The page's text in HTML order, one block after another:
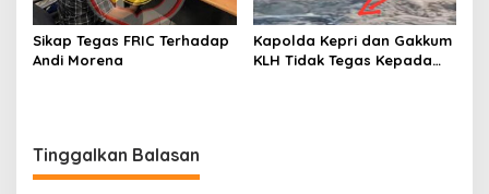
Sikap Tegas FRIC Terhadap
Andi Morena
Kapolda Kepri dan Gakkum
KLH Tidak Tegas Kepada
Tinggalkan Balasan